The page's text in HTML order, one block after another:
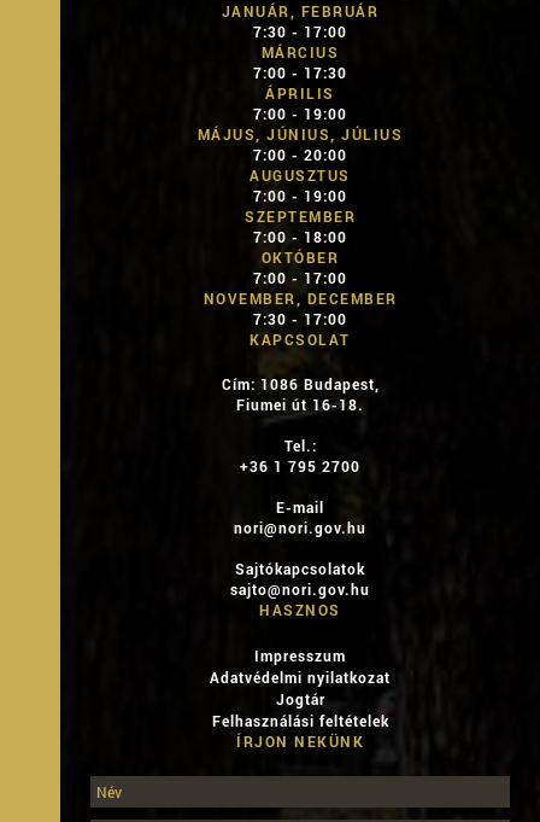
JANUÁR, FEBRUÁR
7:30 - 17:00
MÁRCIUS
7:00 - 17:30
ÁPRILIS
7:00 - 19:00
MÁJUS, JÚNIUS, JÚLIUS
7:00 - 20:00
AUGUSZTUS
7:00 - 19:00
SZEPTEMBER
7:00 - 18:00
OKTÓBER
7:00 - 17:00
NOVEMBER, DECEMBER
7:30 - 17:00
KAPCSOLAT
Cím: 1086 Budapest,
Fiumei út 16-18.
Tel.:
+36 1 795 2700
E-mail
nori@nori.gov.hu
Sajtókapcsolatok
sajto@nori.gov.hu
HASZNOS
Impresszum
Adatvédelmi nyilatkozat
Jogtár
Felhasználási feltételek
ÍRJON NEKÜNK